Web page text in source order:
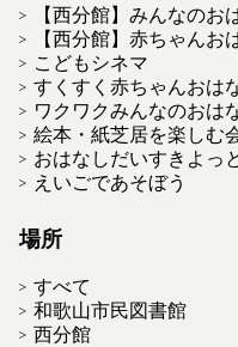
【西分館】みんなのお
【西分館】赤ちゃんお
こどもシネマ
すくすく赤ちゃんおは
ワクワクみんなのおは
絵本・紙芝居を楽しむ
おはなしだいすきよっ
えいごであそぼう
場所
すべて
和歌山市民図書館
西分館